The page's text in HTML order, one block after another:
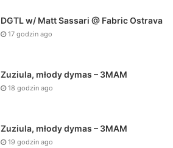
DGTL w/ Matt Sassari @ Fabric Ostrava
17 godzin ago
Zuziula, młody dymas – 3MAM
18 godzin ago
Zuziula, młody dymas – 3MAM
19 godzin ago